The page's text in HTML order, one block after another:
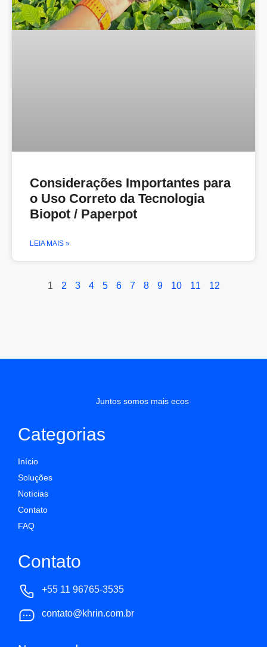
Considerações Importantes para
o Uso Correto da Tecnologia
Biopot / Paperpot
LEIA MAIS »
1 2 3 4 5 6 7 8 9 10 11 12
Juntos somos mais ecos
Categorias
Início
Soluções
Notícias
Contato
FAQ
Contato
+55 11 96765-3535
contato@khrin.com.br